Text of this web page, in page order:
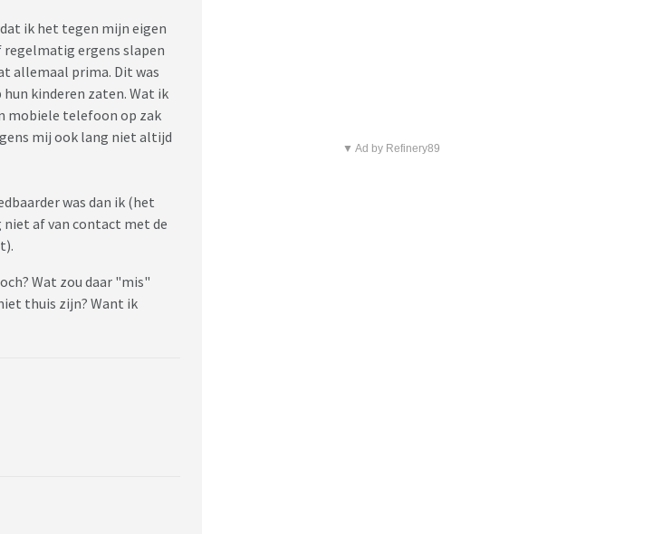
ik het tegen mijn eigen
regelmatig ergens slapen
allemaal prima. Dit was
kinderen zaten. Wat ik
mobiele telefoon op zak
mij ook lang niet altijd
was dan ik (het
niet af van contact met de
Wat zou daar "mis"
thuis zijn? Want ik
▼ Ad by Refinery89